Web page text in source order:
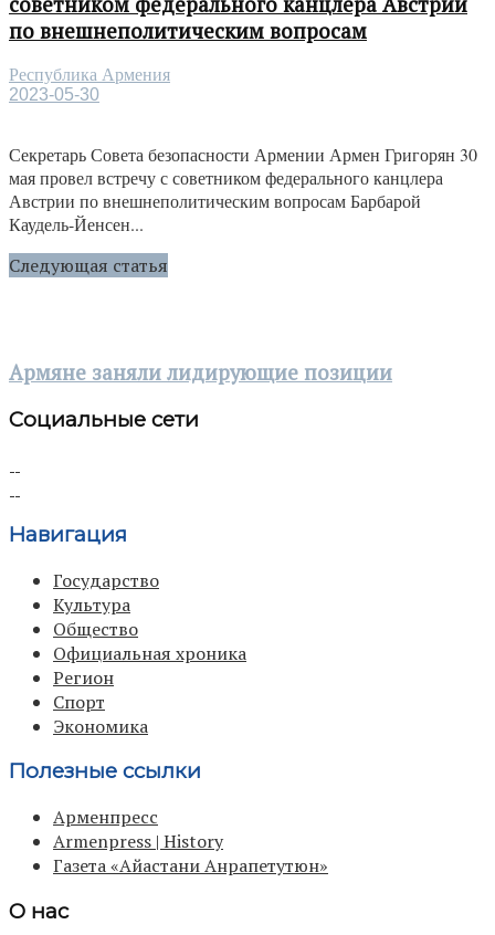
по внешнеполитическим вопросам
Республика Армения
2023-05-30
Секретарь Совета безопасности Армении Армен Григорян 30
мая провел встречу с советником федерального канцлера
Австрии по внешнеполитическим вопросам Барбарой
Каудель-Йенсен...
Следующая статья
Армяне заняли лидирующие позиции
Социальные сети
Навигация
Государство
Культура
Общество
Официальная хроника
Регион
Спорт
Экономика
Полезные ссылки
Арменпресс
Armenpress | History
Газета «Айастани Анрапетутюн»
О нас